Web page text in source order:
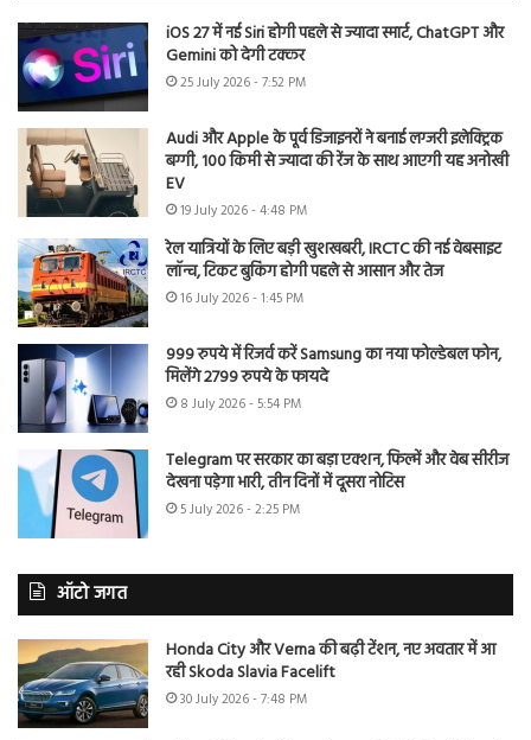
iOS 27 में नई Siri होगी पहले से ज्यादा स्मार्ट, ChatGPT और
Gemini को देगी टक्कर
25 July 2026 - 7:52 PM
Audi और Apple के पूर्व डिजाइनरों ने बनाई लग्जरी इलेक्ट्रिक
बग्गी, 100 किमी से ज्यादा की रेंज के साथ आएगी यह अनोखी
EV
19 July 2026 - 4:48 PM
रेल यात्रियों के लिए बड़ी खुशखबरी, IRCTC की नई वेबसाइट
लॉन्च, टिकट बुकिंग होगी पहले से आसान और तेज
16 July 2026 - 1:45 PM
999 रुपये में रिजर्व करें Samsung का नया फोल्डेबल फोन,
मिलेंगे 2799 रुपये के फायदे
8 July 2026 - 5:54 PM
Telegram पर सरकार का बड़ा एक्शन, फिल्में और वेब सीरीज
देखना पड़ेगा भारी, तीन दिनों में दूसरा नोटिस
5 July 2026 - 2:25 PM
ऑटो जगत
Honda City और Verna की बढ़ी टेंशन, नए अवतार में आ
रही Skoda Slavia Facelift
30 July 2026 - 7:48 PM